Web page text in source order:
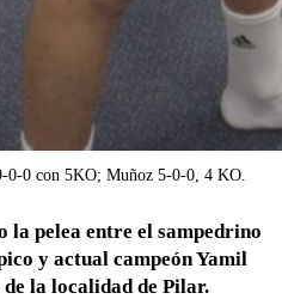
0-0 con 5KO; Muñoz 5-0-0, 4 KO.
la pelea entre el sampedrino
y actual campeón Yamil
la localidad de Pilar.